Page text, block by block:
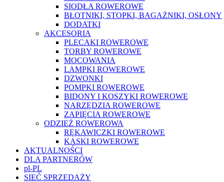
SIODŁA ROWEROWE
BŁOTNIKI, STOPKI, BAGAŻNIKI, OSŁONY
DODATKI
AKCESORIA
PLECAKI ROWEROWE
TORBY ROWEROWE
MOCOWANIA
LAMPKI ROWEROWE
DZWONKI
POMPKI ROWEROWE
BIDONY I KOSZYKI ROWEROWE
NARZĘDZIA ROWEROWE
ZAPIĘCIA ROWEROWE
ODZIEŻ ROWEROWA
RĘKAWICZKI ROWEROWE
KASKI ROWEROWE
AKTUALNOŚCI
DLA PARTNERÓW
pl-PL
SIEĆ SPRZEDAŻY